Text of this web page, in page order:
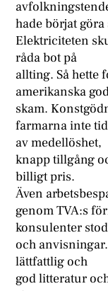
hade börjat
Elektriciteten
råda bot på
allting. Så hette
amerikanska
skam.
farmarna inte
av medellöshet,
knapp tillgång
billigt pris.
Även
genom TVA:s
konsulenter
och
lättfattlig och
god litteratur